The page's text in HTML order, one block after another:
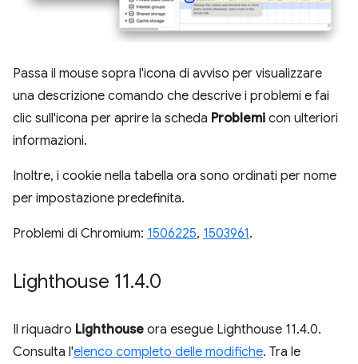
Passa il mouse sopra l'icona di avviso per visualizzare
una descrizione comando che descrive i problemi e fai
clic sull'icona per aprire la scheda Problemi con ulteriori
informazioni.
Inoltre, i cookie nella tabella ora sono ordinati per nome
per impostazione predefinita.
Problemi di Chromium: 1506225, 1503961.
Lighthouse 11.4.0
Il riquadro Lighthouse ora esegue Lighthouse 11.4.0.
Consulta l'elenco completo delle modifiche. Tra le